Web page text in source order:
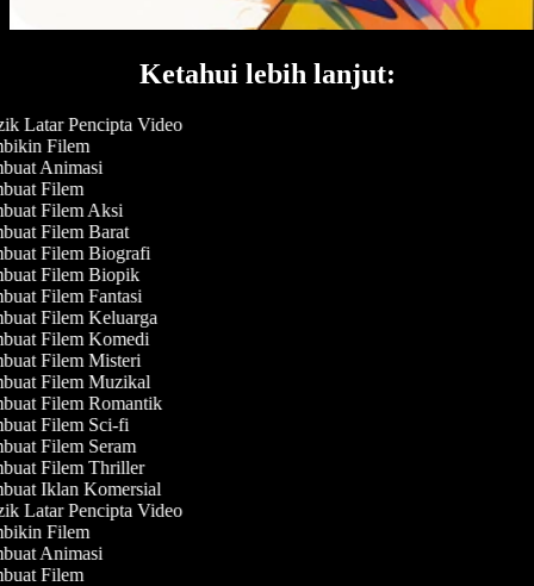
Ketahui lebih lanjut:
Latar Pencipta Video
Filem
Animasi
Filem
Filem Aksi
Filem Barat
Filem Biografi
Filem Biopik
Filem Fantasi
Filem Keluarga
Filem Komedi
Filem Misteri
Filem Muzikal
Filem Romantik
Filem Sci-fi
Filem Seram
Filem Thriller
Iklan Komersial
Latar Pencipta Video
Filem
Animasi
Filem